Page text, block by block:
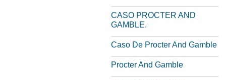
CASO PROCTER AND
GAMBLE.
Caso De Procter And Gamble
Procter And Gamble